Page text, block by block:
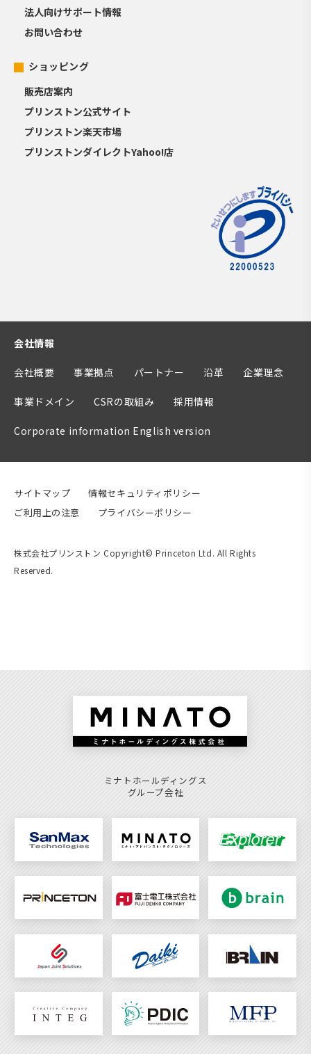
法人向けサポート情報
お問い合わせ
ショッピング
販売店案内
プリンストン公式サイト
プリンストン楽天市場
プリンストンダイレクトYahoo!店
会社情報
会社概要 事業拠点 パートナー 沿革 企業理念
事業ドメイン CSRの取組み 採用情報
Corporate information English version
サイトマップ
情報セキュリティポリシー
ご利用上の注意
プライバシーポリシー
株式会社プリンストン Copyright© Princeton Ltd. All Rights
Reserved.
ミナトホールディングス
グループ会社